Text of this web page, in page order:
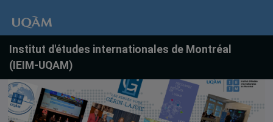
Institut d'études internationales de Montréal
(IEIM-UQAM)